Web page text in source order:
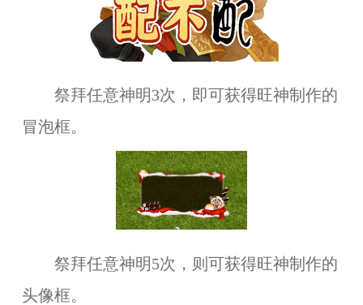
祭拜任意神明3次，即可获得旺神制作的
冒泡框。
祭拜任意神明5次，则可获得旺神制作的
头像框。